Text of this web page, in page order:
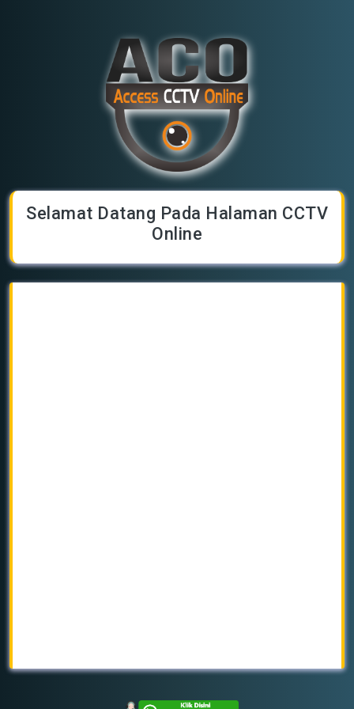
Selamat Datang Pada Halaman CCTV
Online